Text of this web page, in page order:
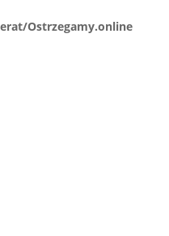
Ostrzegamy.online